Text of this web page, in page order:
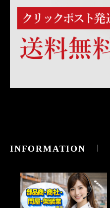
INFORMATION